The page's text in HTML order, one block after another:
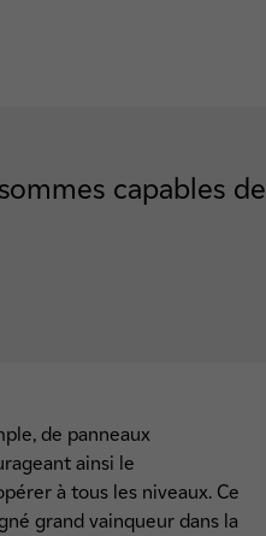
capables de
de panneaux
ainsi le
à tous les niveaux. Ce
grand vainqueur dans la